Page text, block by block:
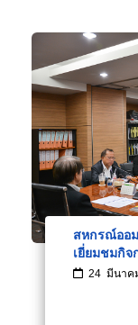
สหกรณ์ออ
เยี่ยมชมกิ
24 มีนาค